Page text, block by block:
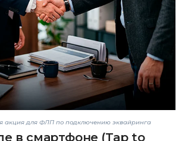
акция для ФЛП по подключению эквайринга
в смартфоне (Tap to